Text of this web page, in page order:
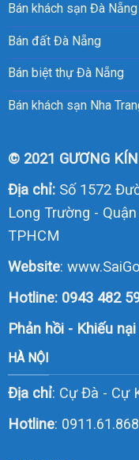
Bán khách sạn Đà Nẵng
Bán đất Đà Nẵng
Bán biệt thự Đà Nẵng
Bán khách sạn Nha
© 2021 GƯƠNG
Địa chỉ:Số 1572
Long Trường -
TPHCM
Website:
Hotline: 0943 482
Phản hồi - Khiếu
HÀ NỘI
Địa chỉ: Cự Đà - Cự
Hotline: